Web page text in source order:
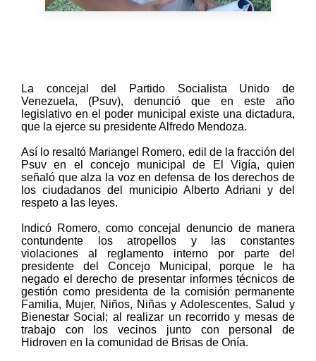
La concejal del Partido Socialista Unido de
Venezuela, (Psuv), denunció que en este año
legislativo en el poder municipal existe una dictadura,
que la ejerce su presidente Alfredo Mendoza.
Así lo resaltó Mariangel Romero, edil de la fracción del
Psuv en el concejo municipal de El Vigía, quien
señaló que alza la voz en defensa de los derechos de
los ciudadanos del municipio Alberto Adriani y del
respeto a las leyes.
Indicó Romero, como concejal denuncio de manera
contundente los atropellos y las constantes
violaciones al reglamento interno por parte del
presidente del Concejo Municipal, porque le ha
negado el derecho de presentar informes técnicos de
gestión como presidenta de la comisión permanente
Familia, Mujer, Niños, Niñas y Adolescentes, Salud y
Bienestar Social; al realizar un recorrido y mesas de
trabajo con los vecinos junto con personal de
Hidroven en la comunidad de Brisas de Onía.